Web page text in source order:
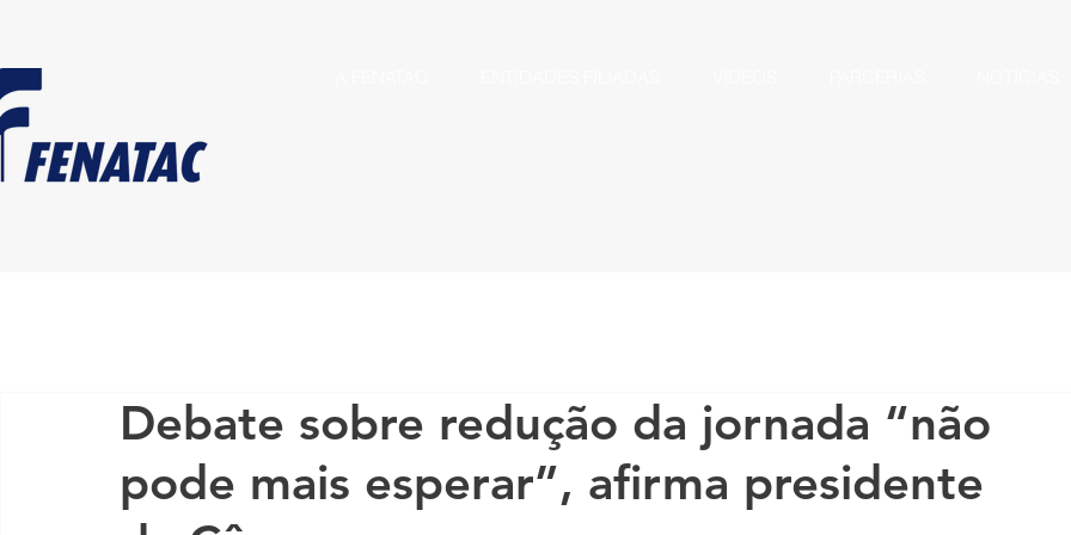
Debate sobre redução da jornada “não
pode mais esperar”, afirma presidente